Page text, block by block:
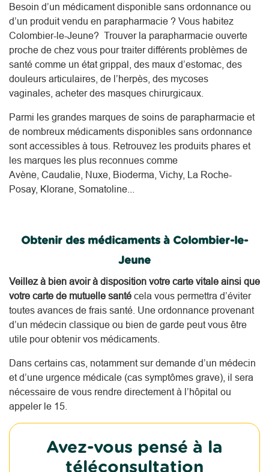
Besoin d’un médicament disponible sans ordonnance ou
d’un produit vendu en parapharmacie ? Vous habitez
Colombier-le-Jeune? Trouver la parapharmacie ouverte
proche de chez vous pour traiter différents problèmes de
santé comme un état grippal, des maux d’estomac, des
douleurs articulaires, de l’herpès, des mycoses
vaginales, acheter des masques chirurgicaux.
Parmi les grandes marques de soins de parapharmacie et
de nombreux médicaments disponibles sans ordonnance
sont accessibles à tous. Retrouvez les produits phares et
les marques les plus reconnues comme
Avène, Caudalie, Nuxe, Bioderma, Vichy, La Roche-
Posay, Klorane, Somatoline...
Obtenir des médicaments à Colombier-le-
Jeune
Veillez à bien avoir à disposition votre carte vitale ainsi que
votre carte de mutuelle santé cela vous permettra d’éviter
toutes avances de frais santé. Une ordonnance provenant
d’un médecin classique ou bien de garde peut vous être
utile pour obtenir vos médicaments.
Dans certains cas, notamment sur demande d’un médecin
et d’une urgence médicale (cas symptômes grave), il sera
nécessaire de vous rendre directement à l’hôpital ou
appeler le 15.
Avez-vous pensé à la
téléconsultation